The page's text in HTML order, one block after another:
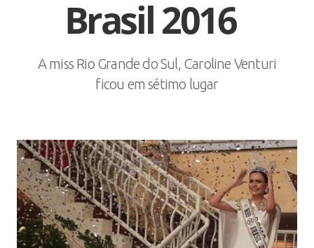
Brasil 2016
A miss Rio Grande do Sul, Caroline Venturi
ficou em sétimo lugar